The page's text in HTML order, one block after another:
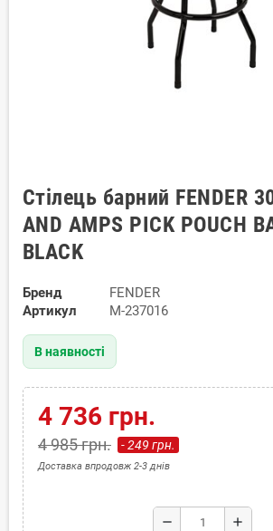
Стілець барний FENDER
AND AMPS PICK POUCH
BLACK
Бренд
FENDER
Артикул
M-237016
В наявності
4 736 грн.
4 985 грн. - 249 грн.
Доставка впродовж 2-3 днів
remove add